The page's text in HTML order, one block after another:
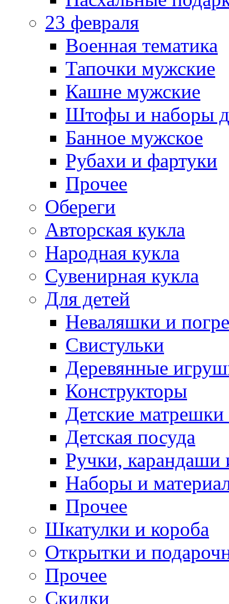
23 февраля
Военная тематика
Тапочки мужские
Кашне мужские
Штофы и наборы
Банное мужское
Рубахи и фартуки
Прочее
Обереги
Авторская кукла
Народная кукла
Сувенирная кукла
Для детей
Неваляшки и
Свистульки
Деревянные
Конструкторы
Детские
Детская посуда
Ручки,
Наборы и
Прочее
Шкатулки и короба
Открытки и
Прочее
Скидки